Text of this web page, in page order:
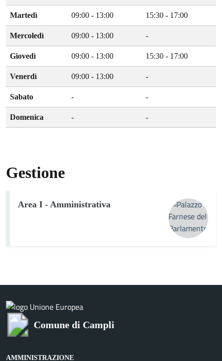
Martedì 09:00 - 13:00 15:30 - 17:00
Mercoledì 09:00 - 13:00 -
Giovedì 09:00 - 13:00 15:30 - 17:00
Venerdì 09:00 - 13:00 -
Sabato - -
Domenica - -
Gestione
Area I - Amministrativa
Comune di Campli
AMMINISTRAZIONE